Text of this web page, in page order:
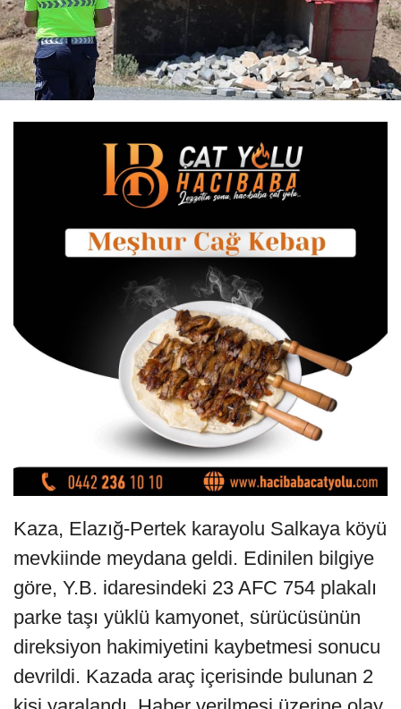
Kaza, Elazığ-Pertek karayolu Salkaya köyü
mevkiinde meydana geldi. Edinilen bilgiye
göre, Y.B. idaresindeki 23 AFC 754 plakalı
parke taşı yüklü kamyonet, sürücüsünün
direksiyon hakimiyetini kaybetmesi sonucu
devrildi. Kazada araç içerisinde bulunan 2